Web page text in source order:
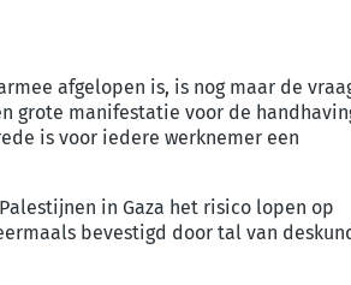
afgelopen is, is nog maar de
grote manifestatie voor de
is voor iedere werknemer een
in Gaza het risico lopen op
bevestigd door tal van